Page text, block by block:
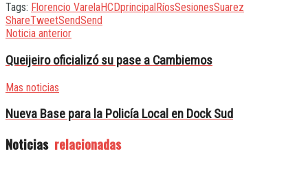
Tags: Florencio VarelaHCDprincipal RíosSesionesSuarez
ShareTweetSendSend
Noticia anterior
Queijeiro oficializó su pase a Cambiemos
Mas noticias
Nueva Base para la Policía Local en Dock Sud
Noticias relacionadas